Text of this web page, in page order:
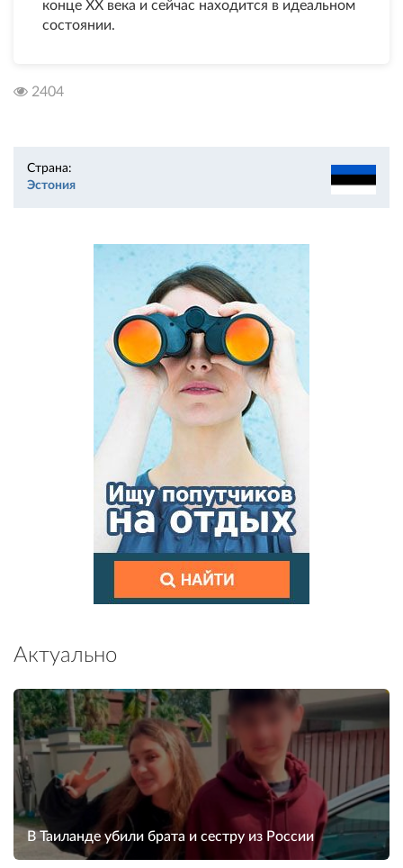
конце XX века и сейчас находится в идеальном
состоянии.
2404
Страна:
Эстония
Актуально
В Таиланде убили брата и сестру из России